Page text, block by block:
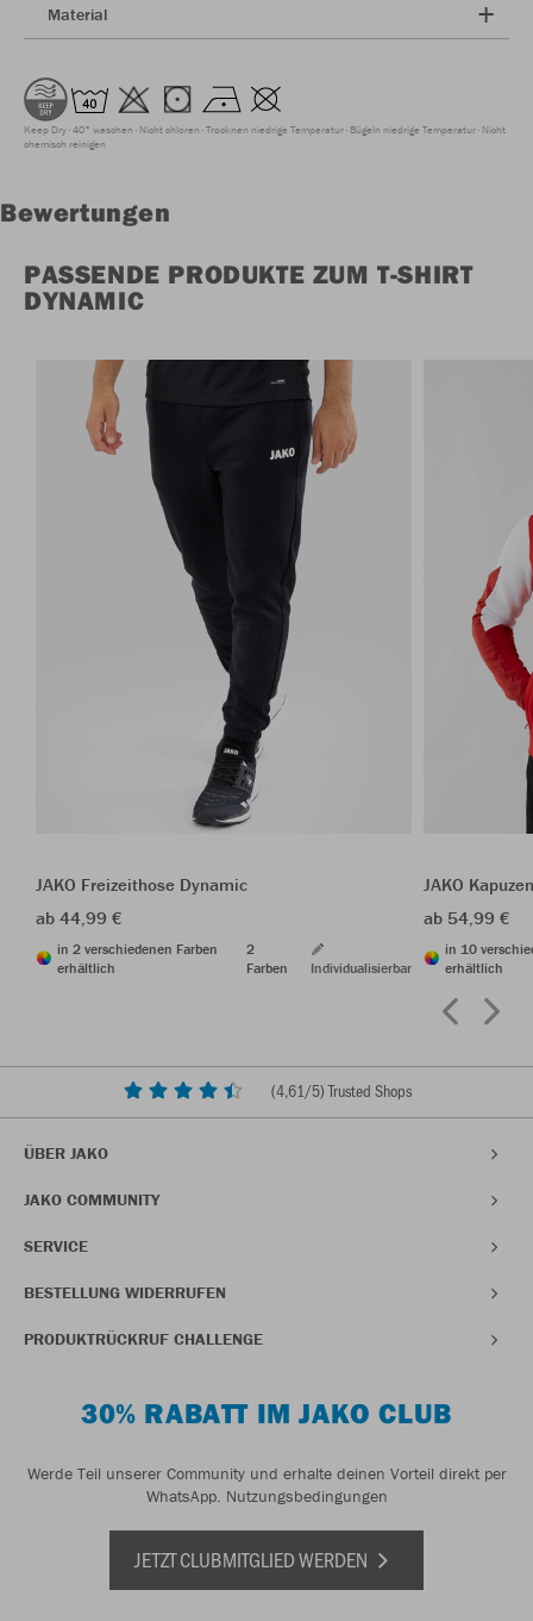
Material
Keep Dry 40° waschen Nicht chloren Trocknen niedrige Temperatur Bügeln niedrige Temperatur Nicht
chemisch reinigen
Bewertungen
PASSENDE PRODUKTE ZUM T-SHIRT
DYNAMIC
JAKO Freizeithose Dynamic
ab 44,99 €
in 2 verschiedenen Farben
erhältlich
2
Farben
Individualisierbar
JAKO
ab 54,99 €
in 10
erhältlich
(4,61/5) Trusted Shops
ÜBER JAKO
JAKO COMMUNITY
SERVICE
BESTELLUNG WIDERRUFEN
PRODUKTRÜCKRUF CHALLENGE
30% RABATT IM JAKO CLUB
Werde Teil unserer Community und erhalte deinen Vorteil direkt per
WhatsApp. Nutzungsbedingungen
JETZT CLUBMITGLIED WERDEN